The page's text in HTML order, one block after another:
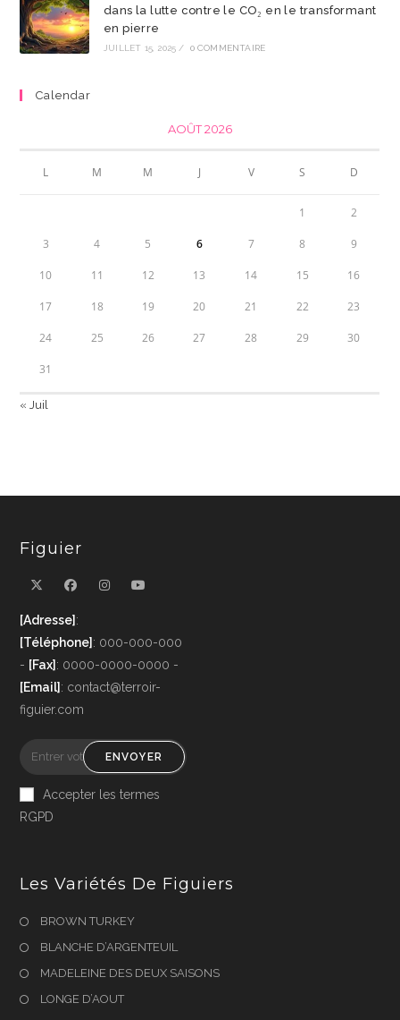
dans la lutte contre le CO₂ en le transformant
en pierre
JUILLET 15, 2025 / 0 COMMENTAIRE
Calendar
AOÛT 2026
L M M J V S D
1 2
3 4 5 6 7 8 9
10 11 12 13 14 15 16
17 18 19 20 21 22 23
24 25 26 27 28 29 30
31
« Juil
Figuier
[Adresse] :
[Téléphone] : 000-000-000
- [Fax] : 0000-0000-0000 -
[Email] : contact@terroir-
figuier.com
ENVOYER
Accepter les termes
RGPD
Les Variétés De Figuiers
BROWN TURKEY
BLANCHE D’ARGENTEUIL
MADELEINE DES DEUX SAISONS
LONGE D’AOUT